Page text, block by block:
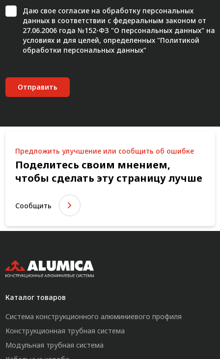
Даю свое согласиена обработку персональных
данных в соответствии с федеральным законом от
27.06.2006 года №152-ФЗ "О персональных данных" на
условиях и для целей, определенных "Политикой
обработки персональных данных"
Отправить
Предложить улучшение или сообщить об ошибке
Поделитесь своим мнением,
чтобы сделать эту страницу лучше
Сообщить
Каталог товаров
Система конструкционного алюминиевого профиля
Конструкционная трубная система
Модульная трубная система